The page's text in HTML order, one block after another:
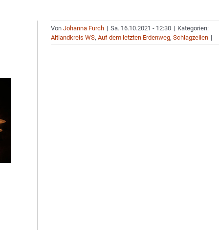
VonJohanna Furch | Sa. 16.10.2021 - 12:30 | Kategorien:
Altlandkreis WS,Auf dem letzten Erdenweg,Schlagzeilen |